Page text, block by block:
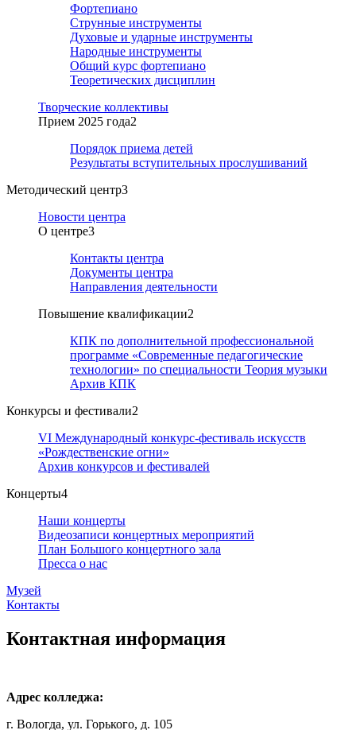
Фортепиано
Струнные инструменты
Духовые и ударные инструменты
Народные инструменты
Общий курс фортепиано
Теоретических дисциплин
Творческие коллективы
Прием 2025 года2
Порядок приема детей
Результаты вступительных прослушиваний
Методический центр3
Новости центра
О центре3
Контакты центра
Документы центра
Направления деятельности
Повышение квалификации2
КПК по дополнительной профессиональной
программе «Современные педагогические
технологии» по специальности Теория музыки
Архив КПК
Конкурсы и фестивали2
VI Международный конкурс-фестиваль искусств
«Рождественские огни»
Архив конкурсов и фестивалей
Концерты4
Наши концерты
Видеозаписи концертных мероприятий
План Большого концертного зала
Пресса о нас
Музей
Контакты
Контактная информация
Адрес колледжа:
г. Вологда, ул. Горького, д. 105